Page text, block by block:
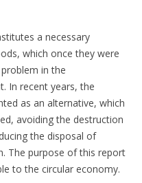
a necessary
which once they were
in the
In recent years, the
as an alternative, which
avoiding the destruction
the disposal of
The purpose of this report
to the circular economy.